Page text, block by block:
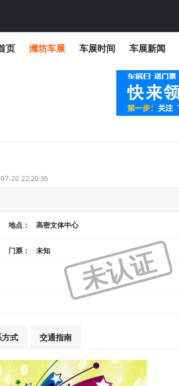
页 潍坊车展 车展时间 车展新闻
20 22:20:36
未认证
地点： 高密文体中心
门票： 未知
方式 交通指南